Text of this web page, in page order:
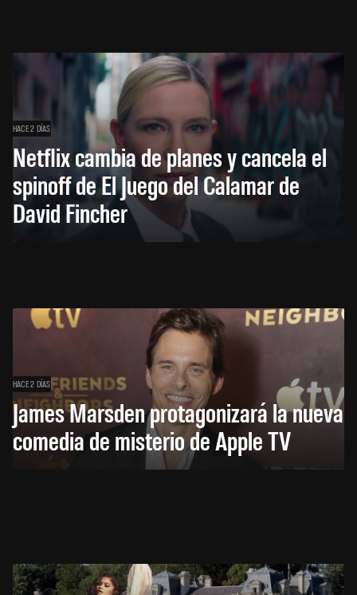
HACE 2 DÍAS
Netflix cambia de planes y cancela el
spinoff de El Juego del Calamar de
David Fincher
HACE 2 DÍAS
James Marsden protagonizará la nueva
comedia de misterio de Apple TV